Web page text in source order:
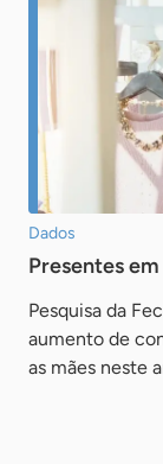
Dados
Presentes
Pesquisa da
aumento de
as mães neste